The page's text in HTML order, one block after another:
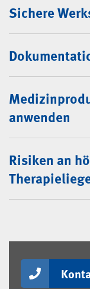
Sichere
anwenden
Risiken an